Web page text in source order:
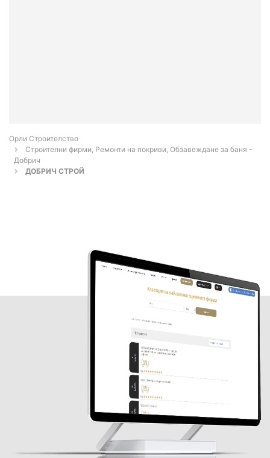
Орли Строителство
Строителни фирми, Ремонти на покриви, Обзавеждане за баня -
Добрич
ДОБРИЧ СТРОЙ